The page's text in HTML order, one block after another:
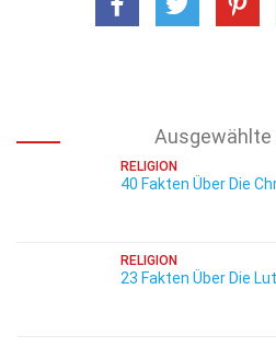
Ausgewählte
RELIGION
40 Fakten Über Die
RELIGION
23 Fakten Über Die